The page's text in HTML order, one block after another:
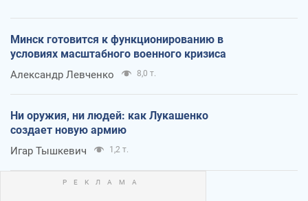
Минск готовится к функционированию в
условиях масштабного военного кризиса
Александр Левченко 8,0 т.
Ни оружия, ни людей: как Лукашенко
создает новую армию
Игар Тышкевич 1,2 т.